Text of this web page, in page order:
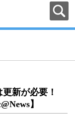
新が必要！
】